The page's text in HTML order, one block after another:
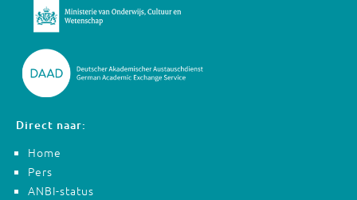
Direct naar:
Home
Pers
ANBI-status